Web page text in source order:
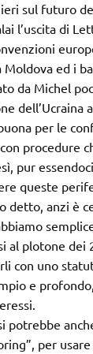
sul futuro
l’uscita di
Moldova ed i
da Michel
dell’Ucraina
per le
procedure
pur
queste
detto, anzi è
al plotone dei
con uno
e
potrebbe
per